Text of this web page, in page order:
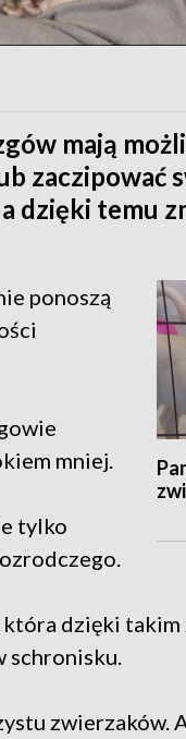
mają
zaczipować
dzięki temu
ponoszą
mniej.
tylko
która dzięki
schronisku.
zwierzaków.